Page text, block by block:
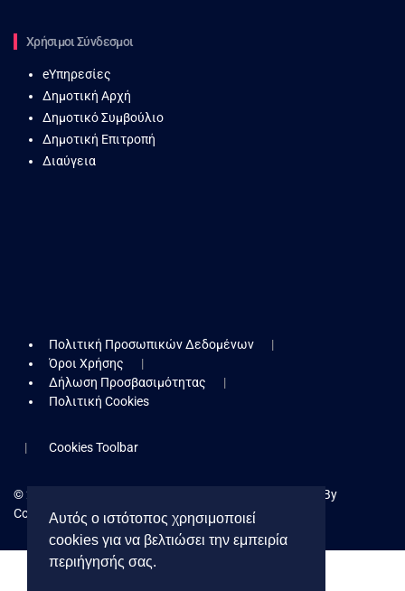
Χρήσιμοι Σύνδεσμοι
eΥπηρεσίες
Δημοτική Αρχή
Δημοτικό Συμβούλιο
Δημοτική Επιτροπή
Διαύγεια
Πολιτική Προσωπικών Δεδομένων
Όροι Χρήσης
Δήλωση Προσβασιμότητας
Πολιτική Cookies
Cookies Toolbar
© 2026 Δήμος Κερατσινίου - Δραπετσώνας. Powered By
Collectives S.A.
Αυτός ο ιστότοπος χρησιμοποιεί
cookies για να βελτιώσει την εμπειρία
περιήγησής σας.